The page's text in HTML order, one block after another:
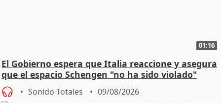
01:16
El Gobierno espera que Italia reaccione y asegura
que el espacio Schengen "no ha sido violado"
Sonido Totales 09/08/2026